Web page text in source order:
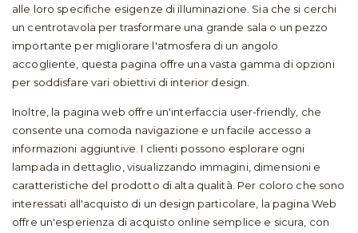
alle loro specifiche esigenze di illuminazione. Sia che si cerchi
un centrotavola per trasformare una grande sala o un pezzo
importante per migliorare l'atmosfera di un angolo
accogliente, questa pagina offre una vasta gamma di opzioni
per soddisfare vari obiettivi di interior design.
Inoltre, la pagina web offre un'interfaccia user-friendly, che
consente una comoda navigazione e un facile accesso a
informazioni aggiuntive. I clienti possono esplorare ogni
lampada in dettaglio, visualizzando immagini, dimensioni e
caratteristiche del prodotto di alta qualità. Per coloro che sono
interessati all'acquisto di un design particolare, la pagina Web
offre un'esperienza di acquisto online semplice e sicura, con